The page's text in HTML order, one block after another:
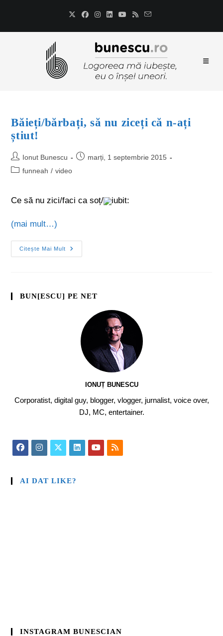
Băieți/bărbați, să nu ziceți că n-ați
știut!
Ionut Bunescu
marți, 1 septembrie 2015
funneah / video
Ce să nu zici/faci ca soț/ iubit:
(mai mult…)
Citește Mai Mult
BUN[ESCU] PE NET
IONUȚ BUNESCU
Corporatist, digital guy, blogger, vlogger, jurnalist, voice over,
DJ, MC, entertainer.
AI DAT LIKE?
INSTAGRAM BUNESCIAN